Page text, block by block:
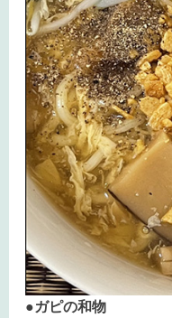
●ガピの和物